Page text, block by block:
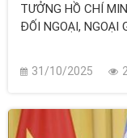
TƯỞNG HỒ CHÍ
ĐỐI NGOẠI, NGOẠI
31/10/2025